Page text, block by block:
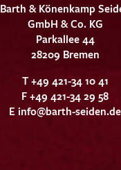
Barth & Könenkamp
GmbH & Co. KG
Parkallee 44
28209 Bremen
T +49 421-34 10 41
F +49 421-34 29 58
E info@barth-seiden.de